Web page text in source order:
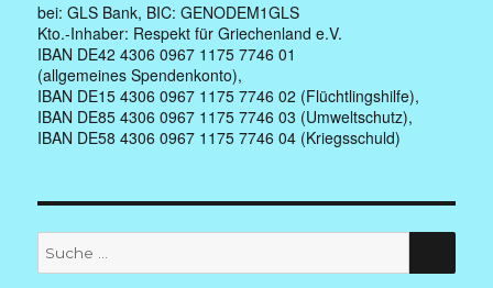
bei: GLS Bank, BIC: GENODEM1GLS
Kto.-Inhaber: Respekt für Griechenland e.V.
IBAN DE42 4306 0967 1175 7746 01
(allgemeines Spendenkonto),
IBAN DE15 4306 0967 1175 7746 02 (Flüchtlingshilfe),
IBAN DE85 4306 0967 1175 7746 03 (Umweltschutz),
IBAN DE58 4306 0967 1175 7746 04 (Kriegsschuld)
Suche
nach: